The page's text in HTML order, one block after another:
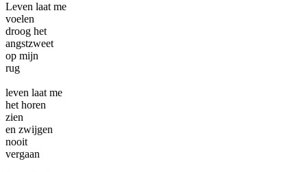
Leven laat me
voelen
droog het
angstzweet
op mijn
rug
leven laat me
het horen
zien
en zwijgen
nooit
vergaan